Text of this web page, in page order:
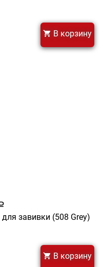
В корзину
завивки (508 Grey)
В корзину